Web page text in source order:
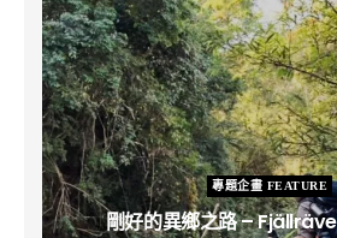
專題企畫 FEATURE
剛好的異鄉之路 –